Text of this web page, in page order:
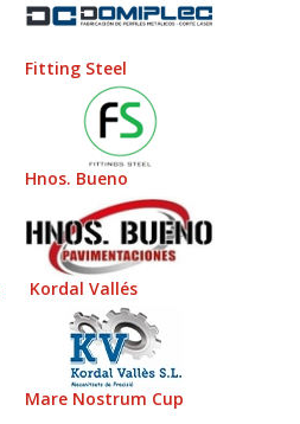
Fitting Steel
Hnos. Bueno
Kordal Vallés
Mare Nostrum Cup